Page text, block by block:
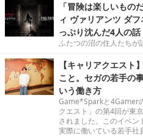
「冒険は楽しいもの
ィ ヴァリアンツ ダ
っぷり沈んだ4人の話
ふたつの沼の住人たちが
【キャリアクエスト
こと。セガの若手の
いう働き方
Game*Sparkと4Gamer
クエスト」の第4回が東
されました。このイベ
実際に働いている若手社